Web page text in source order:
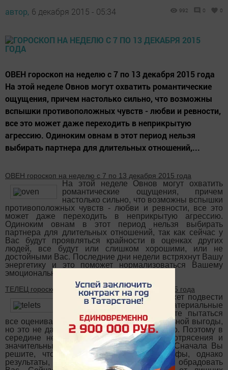
автор, 6 декабря 2015 - 05:34 992 0 0
ОВЕН гороскоп на неделю с 7 по 13 декабря 2015 года
На этой неделе Овнов могут охватить романтические
ощущения, причем настолько сильно, что возможны
вспышки противоположных чувств - любви и ревности,
все это может даже переходить в неприкрытую
агрессию. Одиноким овнам в этот период нельзя
выбирать партнера для длительных отношений,...
ОВЕН гороскоп на неделю с 7 по 13 декабря 2015 года
На этой неделе Овнов могут охватить
романтические ощущения, причем
настолько сильно, что возможны вспышки
противоположных чувств - любви и ревности, все это
может даже переходить в неприкрытую агрессию.
Одиноким овнам в этот период нельзя выбирать
партнера для длительных отношений, так как сейчас у
Вас будут проявляться крайности в оценках других
людей, все будут или слишком хорошими, или не
достойными Вас. Последние дни недели встряхнут Вашу
энергетику и это поможет нормализоваться Вашему
эмоциональному состоянию.
ТЕЛЕЦ гороскоп на неделю с 7 по 13 декабря 2015 года
На этой неделе Тельцов может подвести
закрытость и углубление в материальные
стороны событий. Вы будете пытаться
все оценивать со стороны своей материальной выгоды,
но это не даст Вам сейчас ничего хорошего. Поэтому в
середине недели возможны серьезные потрясения и
значительные изменения в Вашей жизни. Сначала Вы
решите, что стоите на пороге катастрофы, однако
результаты, которые Вы увидите, должны обрадовать